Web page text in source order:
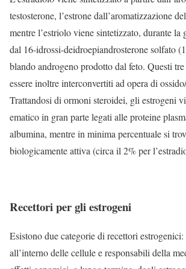
testosterone, l’estrone dall’aromatizzazione
mentre l’estriolo viene sintetizzato, durante la
dal 16-idrossi-deidroepiandrosterone solfato
blando androgeno prodotto dal feto. Questi
essere inoltre interconvertiti ad opera di
Trattandosi di ormoni steroidei, gli estrogeni
ematico in gran parte legati alle proteine
albumina, mentre in minima percentuale si
biologicamente attiva (circa il 2% per
Recettori per gli estrogeni
Esistono due categorie di recettori
all’interno delle cellule e responsabili della